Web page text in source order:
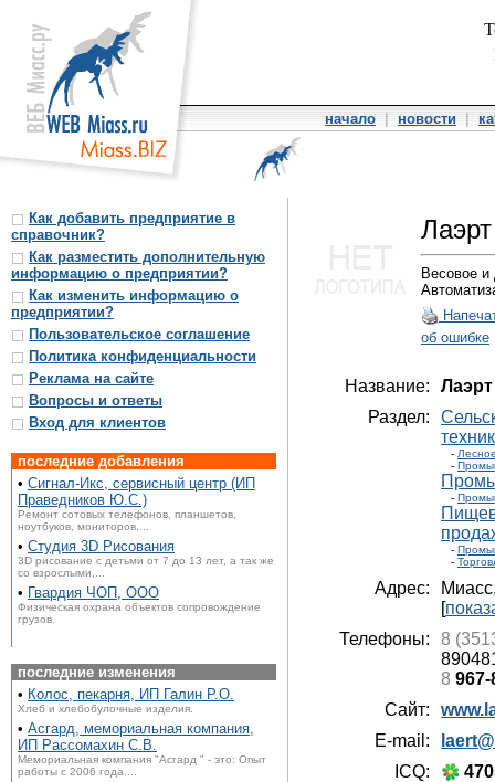
начало новости
Как добавить предприятие в
справочник?
Как разместить дополнительную
информацию о предприятии?
Как изменить информацию о
предприятии?
Пользовательское соглашение
Политика конфиденциальности
Реклама на сайте
Вопросы и ответы
Вход для клиентов
последние добавления
• Сигнал-Икс, сервисный центр (ИП
Праведников Ю.С.)
Ремонт сотовых телефонов, планшетов,
ноутбуков, мониторов,...
• Студия 3D Рисования
3D рисование с детьми от 7 до 13 лет, а так же
со взрослыми,...
• Гвардия ЧОП, ООО
Физическая охрана объектов сопровождение
грузов.
последние изменения
• Колос, пекарня, ИП Галин Р.О.
Хлеб и хлебобулочные изделия.
• Асгард, мемориальная компания,
ИП Рассомахин С.В.
Мемориальная компания "Асгард " - это: Опыт
работы с 2006 года....
Весовое
об ошибке
Название:
Раздел:
-
-
-
-
-
Адрес:
[
Телефоны:
8
8 967-
Сайт:
E-mail:
ICQ: